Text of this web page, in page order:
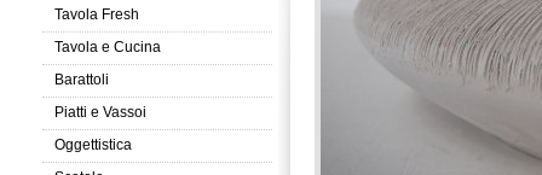
Tavola Fresh
Tavola e Cucina
Barattoli
Piatti e Vassoi
Oggettistica